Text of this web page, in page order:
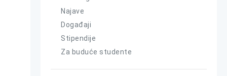
Najave
Događaji
Stipendije
Za buduće studente